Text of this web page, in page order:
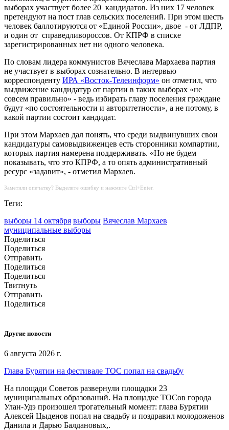
выборах участвует более 20 кандидатов. Из них 17 человек
претендуют на пост глав сельских поселений. При этом шесть
человек баллотируются от «Единой России», двое - от ЛДПР,
и один от справедливороссов. От КПРФ в списке
зарегистрированных нет ни одного человека.
По словам лидера коммунистов Вячеслава Мархаева партия
не участвует в выборах сознательно. В интервью
корреспонденту ИРА «Восток-Телеинформ» он отметил, что
выдвижение кандидатур от партии в таких выборах «не
совсем правильно» - ведь избирать главу поселения граждане
будут «по состоятельности и авторитетности», а не потому, в
какой партии состоит кандидат.
При этом Мархаев дал понять, что среди выдвинувших свои
кандидатуры самовыдвиженцев есть сторонники компартии,
которых партия намерена поддерживать. «Но не будем
показывать, что это КПРФ, а то опять административный
ресурс «задавит», - отметил Мархаев.
Заметили опечатку? Выделите ошибку и нажмите Ctrl+Enter.
Теги:
выборы 14 октября выборы Вячеслав Мархаев
муниципальные выборы
Поделиться
Поделиться
Отправить
Поделиться
Поделиться
Твитнуть
Отправить
Поделиться
Другие новости
6 августа 2026 г.
Глава Бурятии на фестивале ТОС попал на свадьбу
На площади Советов развернули площадки 23
муниципальных образований. На площадке ТОСов города
Улан-Удэ произошел трогательный момент: глава Бурятии
Алексей Цыденов попал на свадьбу и поздравил молодоженов
Данила и Дарью Балдановых,.